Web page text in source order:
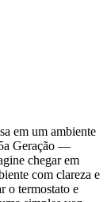
em um ambiente
Geração —
chegar em
com clareza e
o termostato e